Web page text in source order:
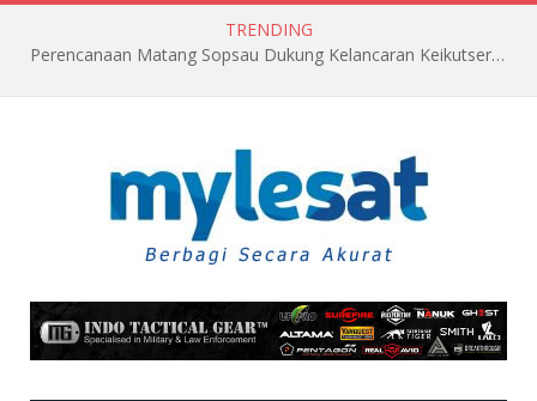
TRENDING
Perencanaan Matang Sopsau Dukung Kelancaran Keikutsertaan TNI AU di Pitch Black 2026